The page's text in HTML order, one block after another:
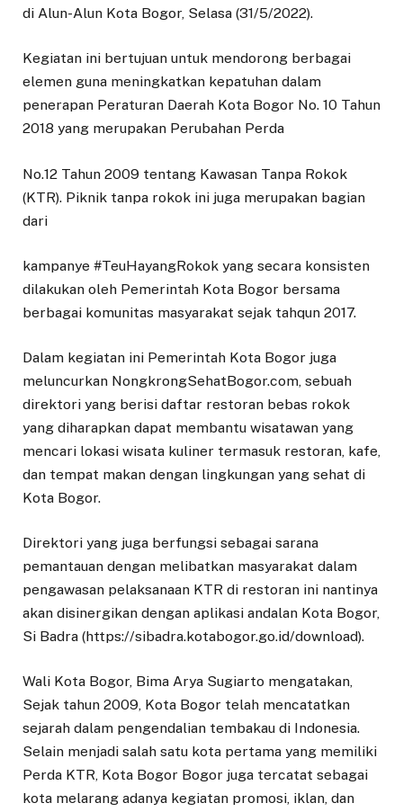
di Alun-Alun Kota Bogor, Selasa (31/5/2022).
Kegiatan ini bertujuan untuk mendorong berbagai
elemen guna meningkatkan kepatuhan dalam
penerapan Peraturan Daerah Kota Bogor No. 10 Tahun
2018 yang merupakan Perubahan Perda
No.12 Tahun 2009 tentang Kawasan Tanpa Rokok
(KTR). Piknik tanpa rokok ini juga merupakan bagian
dari
kampanye #TeuHayangRokok yang secara konsisten
dilakukan oleh Pemerintah Kota Bogor bersama
berbagai komunitas masyarakat sejak tahqun 2017.
Dalam kegiatan ini Pemerintah Kota Bogor juga
meluncurkan NongkrongSehatBogor.com, sebuah
direktori yang berisi daftar restoran bebas rokok
yang diharapkan dapat membantu wisatawan yang
mencari lokasi wisata kuliner termasuk restoran, kafe,
dan tempat makan dengan lingkungan yang sehat di
Kota Bogor.
Direktori yang juga berfungsi sebagai sarana
pemantauan dengan melibatkan masyarakat dalam
pengawasan pelaksanaan KTR di restoran ini nantinya
akan disinergikan dengan aplikasi andalan Kota Bogor,
Si Badra (https://sibadra.kotabogor.go.id/download).
Wali Kota Bogor, Bima Arya Sugiarto mengatakan,
Sejak tahun 2009, Kota Bogor telah mencatatkan
sejarah dalam pengendalian tembakau di Indonesia.
Selain menjadi salah satu kota pertama yang memiliki
Perda KTR, Kota Bogor Bogor juga tercatat sebagai
kota melarang adanya kegiatan promosi, iklan, dan